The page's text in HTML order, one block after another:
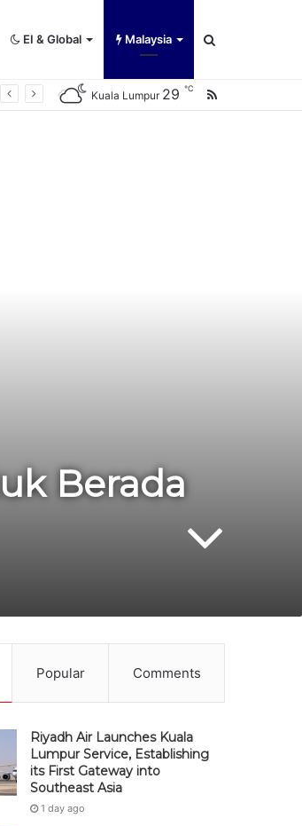
EI & Global Malaysia
RSS
Kuala Lumpur 29 ℃
Berada
Popular Comments
Riyadh Air Launches Kuala
Lumpur Service, Establishing
its First Gateway into
Southeast Asia
1 day ago